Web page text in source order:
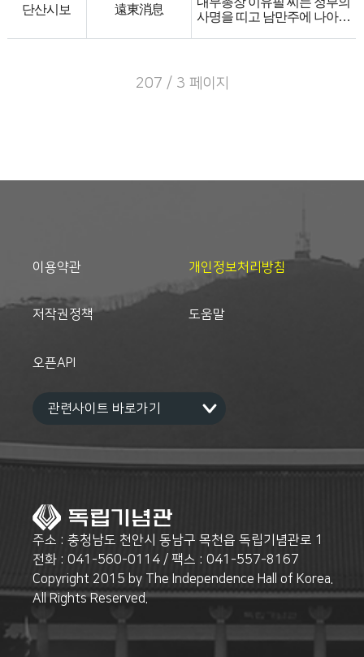
한다고 대준비중에 있다더라.
으로 선거하여 취임케 하였는
데 다시 간괘상교한 풍운이 생
기겠다고 일반이 추측한다더
단산시보 遠東消息
내무총장 이유필 씨는 정부의
사명을 띠고 남만주에 나아가
에 충돌이 생기여 다수한 사상
까지 있었던바 임시정부에서
임시정부에서 독립 이후 전망
207 / 3 페이지
이용약관 개인정보처리방침
저작권정책 도움말
오픈API
주소 : 충청남도 천안시 동남구 목천읍 독립기념관로 1
전화 : 041-560-0114 / 팩스 : 041-557-8167
Copyright 2015 by The Independence Hall of Korea.
All Rights Reserved.